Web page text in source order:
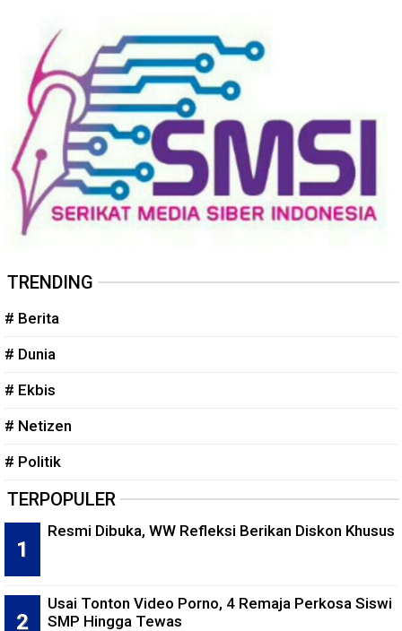
TRENDING
# Berita
# Dunia
# Ekbis
# Netizen
# Politik
TERPOPULER
Resmi Dibuka, WW Refleksi Berikan Diskon Khusus
Usai Tonton Video Porno, 4 Remaja Perkosa Siswi
SMP Hingga Tewas